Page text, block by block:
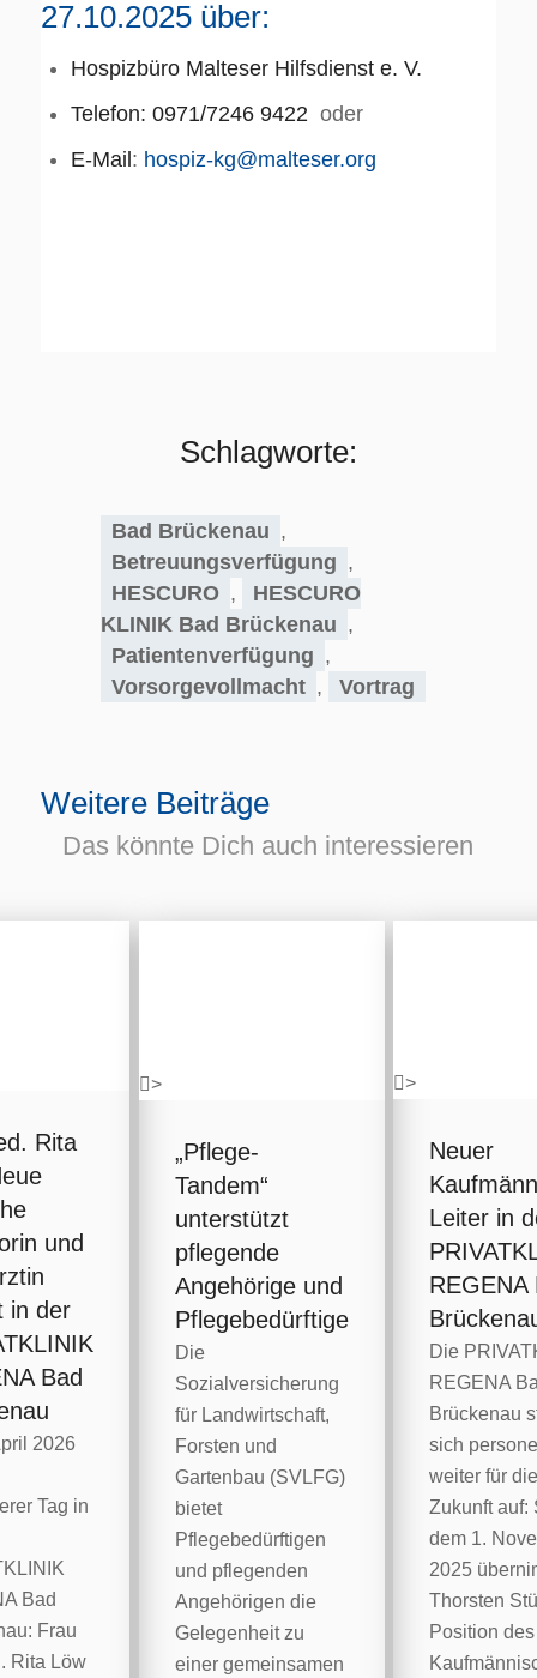
27.10.2025 über:
Hospizbüro Malteser Hilfsdienst e. V.
Telefon: 0971/7246 9422oder
E-Mail : hospiz-kg@malteser.org
Schlagworte:
Bad Brückenau ,
Betreuungsverfügung ,
HESCURO ,
HESCURO
KLINIK Bad Brückenau ,
Patientenverfügung ,
Vorsorgevollmacht , Vortrag
Weitere Beiträge
Das könnte Dich auch interessieren
Rita
und
in der
Bad
2026
Tag in
Bad
Frau
Rita Löw
>
„Pflege-
Tandem“
unterstützt
pflegende
Angehörige und
Pflegebedürftige
Die
Sozialversicherung
für Landwirtschaft,
Forsten und
Gartenbau (SVLFG)
bietet
Pflegebedürftigen
und pflegenden
Angehörigen die
Gelegenheit zu
einer gemeinsamen
>
Neuer
Leiter in
REGENA
Die
REGENA
Brückenau
sich
weiter für
Zukunft auf:
dem 1.
2025
Thorsten
Position des